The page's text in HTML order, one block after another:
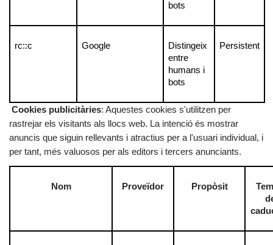
bots
rc::c Google
Distingeix
entre
humans i
bots
Persistent
Cookies publicitàries: Aquestes cookies s'utilitzen per
rastrejar els visitants als llocs web. La intenció és mostrar
anuncis que siguin rellevants i atractius per a l'usuari individual, i
per tant, més valuosos per als editors i tercers anunciants.
Nom Proveïdor Propòsit